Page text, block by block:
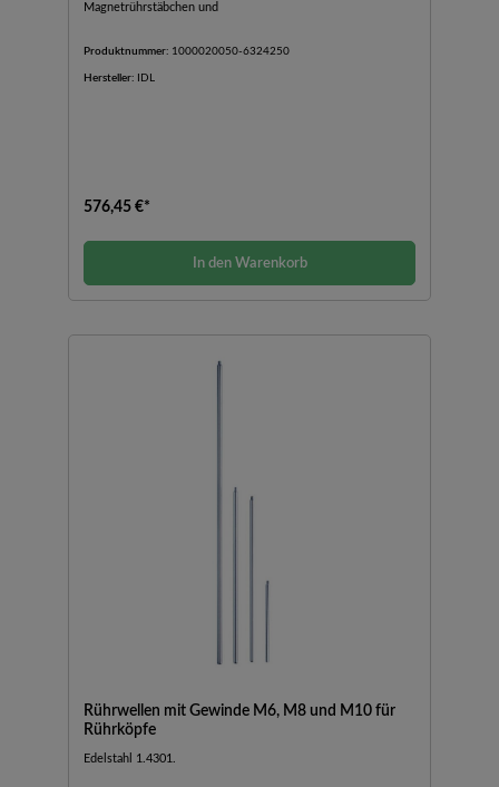
Magnetrührstäbchen und
Produktnummer: 1000020050-6324250
Hersteller: IDL
576,45 €*
In den Warenkorb
Rührwellen mit Gewinde M6, M8 und M10 für
Rührköpfe
Edelstahl 1.4301.